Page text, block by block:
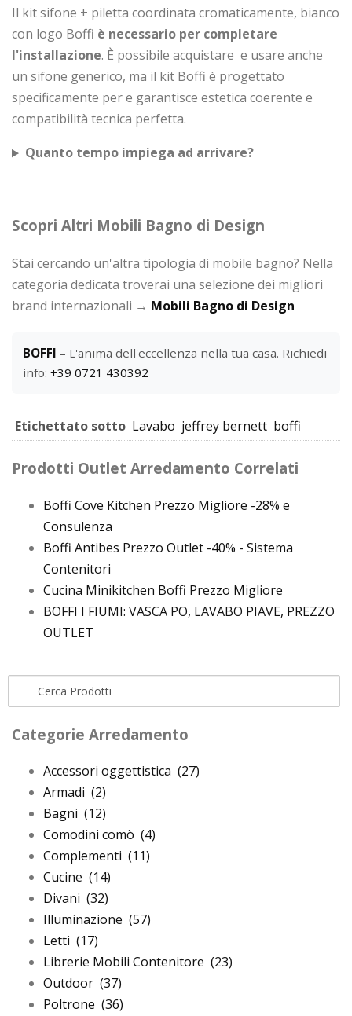
Il kit sifone + piletta coordinata cromaticamente, bianco
con logo Boffi è necessario per completare
l'installazione. È possibile acquistare e usare anche
un sifone generico, ma il kit Boffi è progettato
specificamente per e garantisce estetica coerente e
compatibilità tecnica perfetta.
Quanto tempo impiega ad arrivare?
Scopri Altri Mobili Bagno di Design
Stai cercando un'altra tipologia di mobile bagno? Nella
categoria dedicata troverai una selezione dei migliori
brand internazionali → Mobili Bagno di Design
BOFFI – L'anima dell'eccellenza nella tua casa. Richiedi
info: +39 0721 430392
Etichettato sotto Lavabo jeffrey bernett boffi
Prodotti Outlet Arredamento Correlati
Boffi Cove Kitchen Prezzo Migliore -28% e
Consulenza
Boffi Antibes Prezzo Outlet -40% - Sistema
Contenitori
Cucina Minikitchen Boffi Prezzo Migliore
BOFFI I FIUMI: VASCA PO, LAVABO PIAVE, PREZZO
OUTLET
Categorie Arredamento
Accessori oggettistica (27)
Armadi (2)
Bagni (12)
Comodini comò (4)
Complementi (11)
Cucine (14)
Divani (32)
Illuminazione (57)
Letti (17)
Librerie Mobili Contenitore (23)
Outdoor (37)
Poltrone (36)